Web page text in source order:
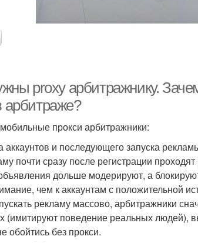
proxy арбитражнику.
арбитраже?
прокси арбитражники:
и последующего запуска
почти сразу после регистрации
дольше модерируют, а
чем к аккаунтам с положительной
рекламу массово, арбитражники
(имитируют поведение реальных людей),
обойтись без прокси.